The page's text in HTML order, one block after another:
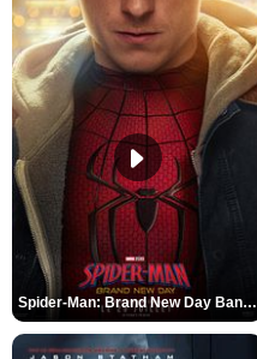
Spider-Man: Brand New Day Bande-annonce VO STFR